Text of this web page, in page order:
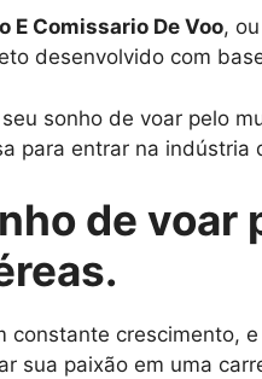
E Comissario De Voo,
desenvolvido com
sonho de voar pelo
para entrar na indústria
de
constante crescimento,
sua paixão em uma